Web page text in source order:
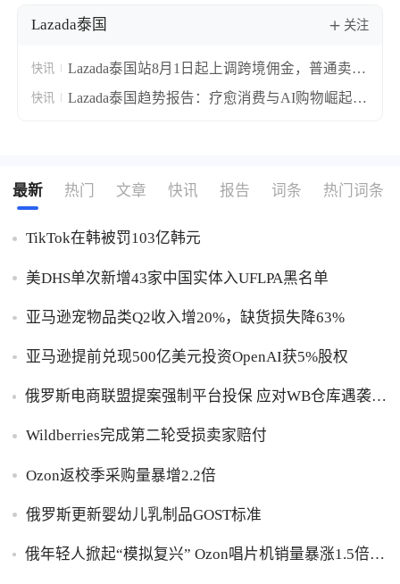
Lazada泰国 关注
快讯
Lazada泰国站8月1日起上调跨境佣金，普通卖家
统一加4.5%
快讯
Lazada泰国趋势报告：疗愈消费与AI购物崛起
最新 热门 文章 快讯 报告 词条 热门词条
TikTok在韩被罚103亿韩元
美DHS单次新增43家中国实体入UFLPA黑名单
亚马逊宠物品类Q2收入增20%，缺货损失降63%
亚马逊提前兑现500亿美元投资OpenAI获5%股权
俄罗斯电商联盟提案强制平台投保 应对WB仓库遇袭卖
Wildberries完成第二轮受损卖家赔付
Ozon返校季采购量暴增2.2倍
俄罗斯更新婴幼儿乳制品GOST标准
俄年轻人掀起“模拟复兴” Ozon唱片机销量暴涨1.5倍黑